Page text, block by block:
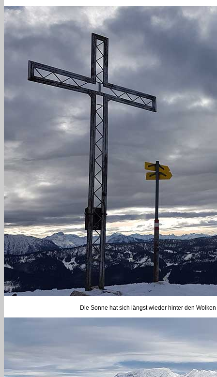
Die Sonne hat sich längst wieder hinter den